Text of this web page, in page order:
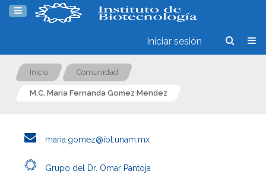
Iniciar sesión
Inicio Comunidad
M.C. Maria Fernanda Gomez Mendez
maria.gomez@ibt.unam.mx
Grupo del Dr. Omar Pantoja